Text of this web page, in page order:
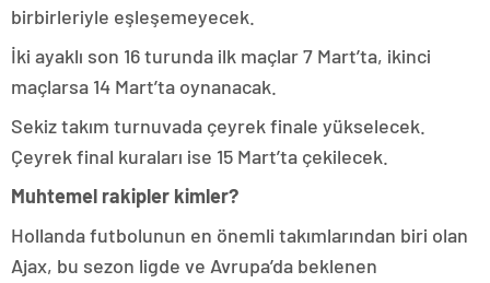
birbirleriyle eşleşemeyecek.
İki ayaklı son 16 turunda ilk maçlar 7 Mart’ta, ikinci
maçlarsa 14 Mart’ta oynanacak.
Sekiz takım turnuvada çeyrek finale yükselecek.
Çeyrek final kuraları ise 15 Mart’ta çekilecek.
Muhtemel rakipler kimler?
Hollanda futbolunun en önemli takımlarından biri olan
Ajax, bu sezon ligde ve Avrupa’da beklenen